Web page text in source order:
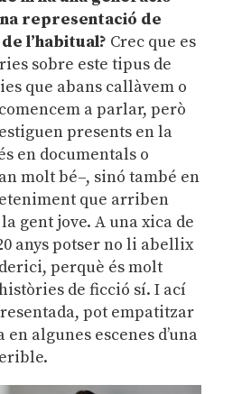
representació de
l’habitual? Crec que es
sobre este tipus de
que abans callàvem o
a parlar, però
presents en la
en documentals o
molt bé–, sinó també en
que arriben
gent jove. A una xica de
anys potser no li abellix
perquè és molt
de ficció sí. I ací
pot empatitzar
en algunes escenes d’una